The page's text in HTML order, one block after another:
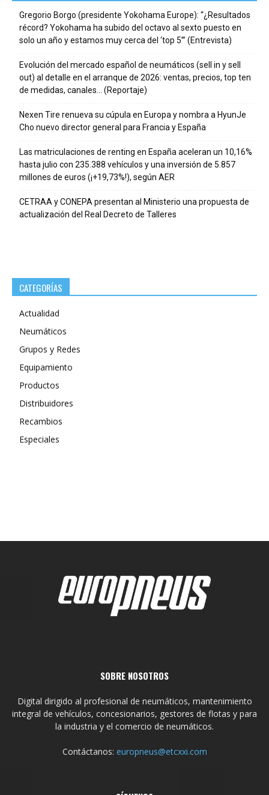
Gregorio Borgo (presidente Yokohama Europe): “¿Resultados
récord? Yokohama ha subido del octavo al sexto puesto en
solo un año y estamos muy cerca del ‘top 5’” (Entrevista)
Evolución del mercado español de neumáticos (sell in y sell
out) al detalle en el arranque de 2026: ventas, precios, top ten
de medidas, canales… (Reportaje)
Nexen Tire renueva su cúpula en Europa y nombra a HyunJe
Cho nuevo director general para Francia y España
Las matriculaciones de renting en España aceleran un 10,16%
hasta julio con 235.388 vehículos y una inversión de 5.857
millones de euros (¡+19,73%!), según AER
CETRAA y CONEPA presentan al Ministerio una propuesta de
actualización del Real Decreto de Talleres
CATEGORÍAS
Actualidad
Neumáticos
Grupos y Redes
Equipamiento
Productos
Distribuidores
Recambios
Especiales
SOBRE NOSOTROS
Digital dirigido al profesional de neumáticos, mantenimiento
integral de vehículos, concesionarios, gestores de flotas y para
la industria y el comercio de neumáticos.
Contáctanos: europneus@etcxxi.com